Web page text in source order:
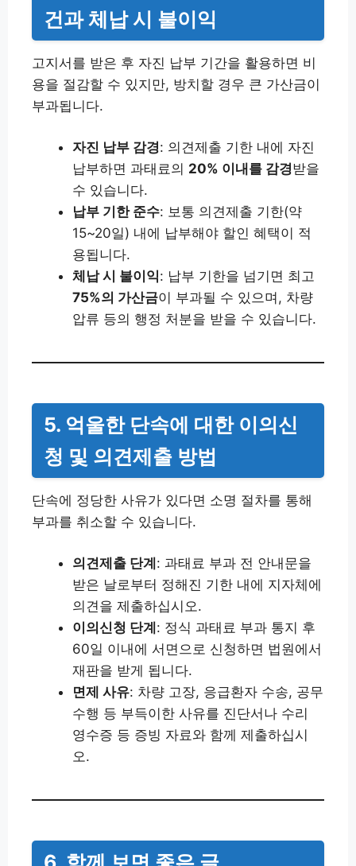
건과 체납 시 불이익
고지서를 받은 후 자진 납부 기간을 활용하면 비
용을 절감할 수 있지만, 방치할 경우 큰 가산금이
부과됩니다.
자진 납부 감경: 의견제출 기한 내에 자진
납부하면 과태료의 20% 이내를 감경받을
수 있습니다.
납부 기한 준수: 보통 의견제출 기한(약
15~20일) 내에 납부해야 할인 혜택이 적
용됩니다.
체납 시 불이익: 납부 기한을 넘기면 최고
75%의 가산금이 부과될 수 있으며, 차량
압류 등의 행정 처분을 받을 수 있습니다.
5. 억울한 단속에 대한 이의신
청 및 의견제출 방법
단속에 정당한 사유가 있다면 소명 절차를 통해
부과를 취소할 수 있습니다.
의견제출 단계: 과태료 부과 전 안내문을
받은 날로부터 정해진 기한 내에 지자체에
의견을 제출하십시오.
이의신청 단계: 정식 과태료 부과 통지 후
60일 이내에 서면으로 신청하면 법원에서
재판을 받게 됩니다.
면제 사유: 차량 고장, 응급환자 수송, 공무
수행 등 부득이한 사유를 진단서나 수리
영수증 등 증빙 자료와 함께 제출하십시
오.